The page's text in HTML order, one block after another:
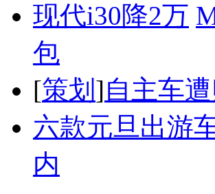
现代i30降2万
包
[策划 ]自主车
六款元旦出游
内